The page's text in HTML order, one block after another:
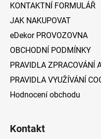
KONTAKTNÍ FORMULÁŘ
JAK NAKUPOVAT
eDekor PROVOZOVNA
OBCHODNÍ PODMÍNKY
PRAVIDLA ZPRACOVÁNÍ
PRAVIDLA VYUŽÍVÁNÍ
Hodnocení obchodu
Kontakt